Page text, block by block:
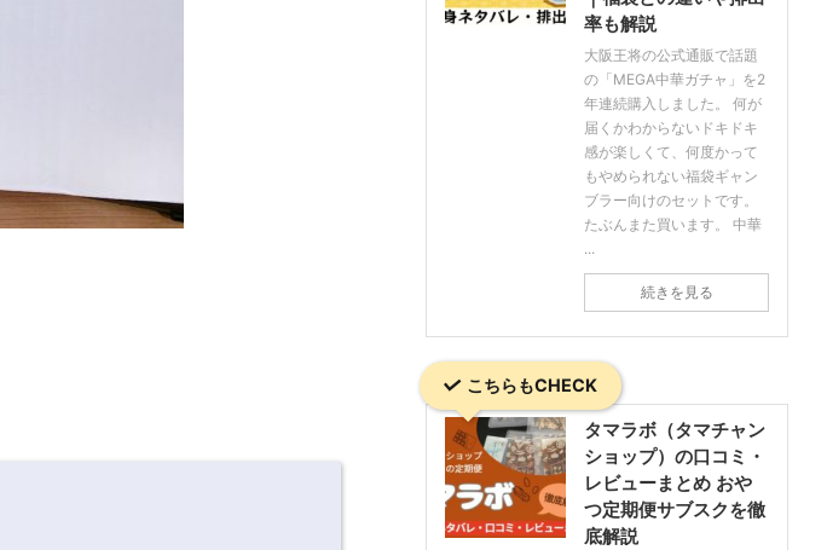
率も解説
大阪王将の公式通販で話題
の「MEGA中華ガチャ」を2
年連続購入しました。 何が
届くかわからないドキドキ
感が楽しくて、何度かって
もやめられない福袋ギャン
ブラー向けのセットです。
たぶんまた買います。 中華
...
続きを見る
こちらもCHECK
タマラボ（タマチャン
ショップ）の口コミ・
レビューまとめ おや
つ定期便サブスクを徹
底解説